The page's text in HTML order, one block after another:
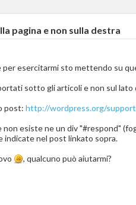
pagina e non sulla destra
esercitarmi sto mettendo su
sotto gli articoli e non sul lato
post: http://wordpress.org/
non esiste ne un div "#respond"
indicate nel post linkato sopra.
, qualcuno può aiutarmi?